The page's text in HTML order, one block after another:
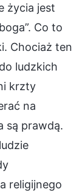
życia jest
Co to
Chociaż ten
ludzkich
krzty
na
są prawdą.
religijnego